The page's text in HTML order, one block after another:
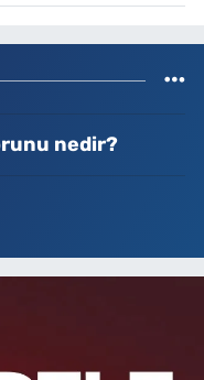
nedir?